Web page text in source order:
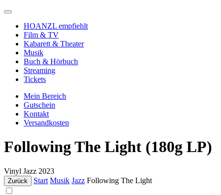
HOANZL empfiehlt
Film & TV
Kabarett & Theater
Musik
Buch & Hörbuch
Streaming
Tickets
Mein Bereich
Gutschein
Kontakt
Versandkosten
Following The Light (180g LP)
Vinyl Jazz 2023
Zurück Start Musik Jazz Following The Light